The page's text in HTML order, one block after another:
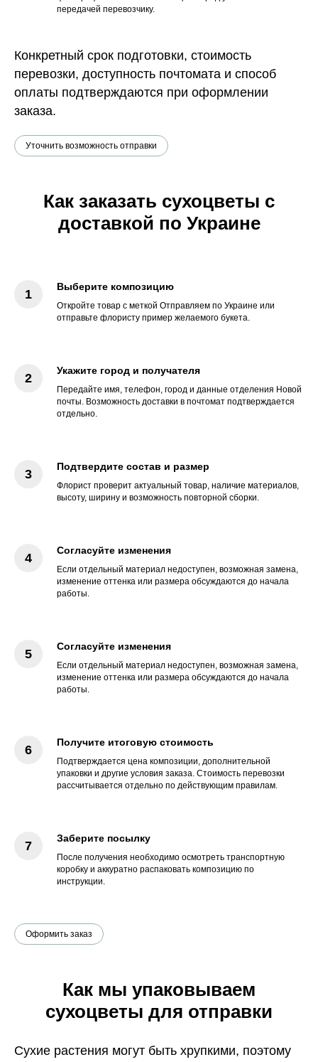
передачей перевозчику.
Конкретный срок подготовки, стоимость
перевозки, доступность почтомата и способ
оплаты подтверждаются при оформлении
заказа.
Уточнить возможность отправки
Как заказать сухоцветы с
доставкой по Украине
Выберите композицию
Откройте товар с меткой Отправляем по Украине или
отправьте флористу пример желаемого букета.
Укажите город и получателя
Передайте имя, телефон, город и данные отделения Новой
почты. Возможность доставки в почтомат подтверждается
отдельно.
Подтвердите состав и размер
Флорист проверит актуальный товар, наличие материалов,
высоту, ширину и возможность повторной сборки.
Согласуйте изменения
Если отдельный материал недоступен, возможная замена,
изменение оттенка или размера обсуждаются до начала
работы.
Согласуйте изменения
Если отдельный материал недоступен, возможная замена,
изменение оттенка или размера обсуждаются до начала
работы.
Получите итоговую стоимость
Подтверждается цена композиции, дополнительной
упаковки и другие условия заказа. Стоимость перевозки
рассчитывается отдельно по действующим правилам.
Заберите посылку
После получения необходимо осмотреть транспортную
коробку и аккуратно распаковать композицию по
инструкции.
Оформить заказ
Как мы упаковываем
сухоцветы для отправки
Сухие растения могут быть хрупкими, поэтому